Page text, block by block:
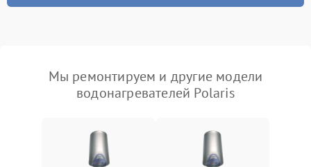
Мы ремонтируем и другие модели
водонагревателей Polaris